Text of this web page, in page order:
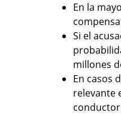
En la
Si el
millones
En casos
relevante